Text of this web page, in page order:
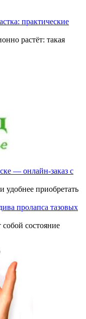
практические
растёт: такая
— онлайн-заказ с
приобретать
пролапса тазовых
собой состояние